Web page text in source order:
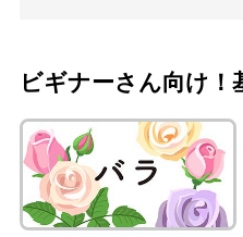
ビギナーさん向け！